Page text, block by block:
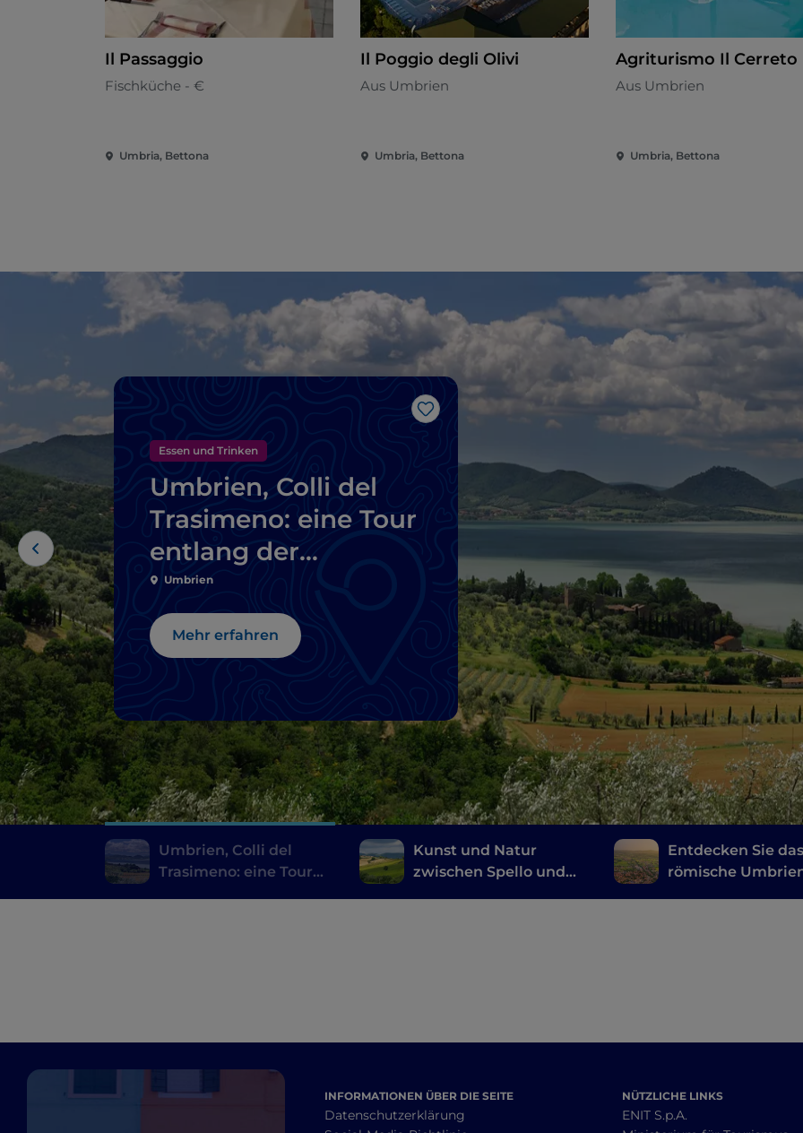
Il Passaggio
Fischküche - €
Umbria, Bettona
Il Poggio degli Olivi
Aus Umbrien
Umbria, Bettona
Agriturismo Il Cerreto
Aus Umbrien
Umbria, Bettona
Like
Essen und Trinken
Umbrien, Colli del
Trasimeno: eine Tour
entlang der
Weinstraße
Umbrien
Mehr erfahren
Umbrien, Colli del
Trasimeno: eine Tour
Kunst und Natur
zwischen Spello und
Entdecken Sie das
römische
INFORMATIONEN ÜBER DIE SEITE
Datenschutzerklärung
NÜTZLICHE LINKS
ENIT S.p.A.